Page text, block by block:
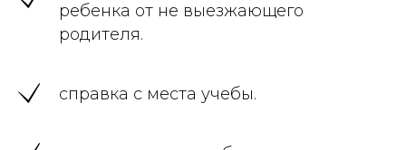
ребенка от не выезжающего
родителя.
справка с места учебы.